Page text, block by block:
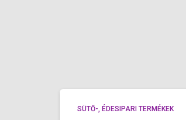
SÜTŐ-, ÉDESIPARI TERMÉKEK